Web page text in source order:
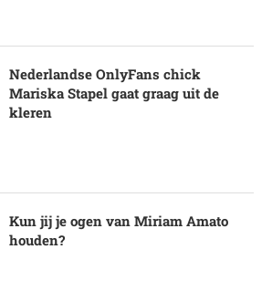
Nederlandse OnlyFans chick
Mariska Stapel gaat graag uit de
kleren
Kun jij je ogen van Miriam Amato
houden?